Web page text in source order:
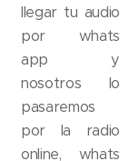
llegar tu audio
por whats
app y
nosotros lo
pasaremos
por la radio
online, whats